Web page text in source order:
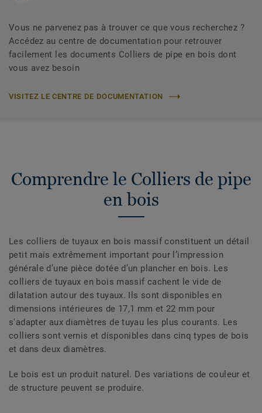
Vous ne parvenez pas à trouver ce que vous recherchez ?
Accédez au centre de documentation pour retrouver
facilement les documents Colliers de pipe en bois dont
vous avez besoin
VISITEZ LE CENTRE DE DOCUMENTATION
Comprendre le Colliers de pipe
en bois
Les colliers de tuyaux en bois massif constituent un détail
petit mais extrêmement important pour l’impression
générale d’une pièce dotée d’un plancher en bois. Les
colliers de tuyaux en bois massif cachent le vide de
dilatation autour des tuyaux. Ils sont disponibles en
dimensions intérieures de 17,1 mm et 22 mm pour
s'adapter aux diamètres de tuyau les plus courants. Les
colliers sont vernis et disponibles dans cinq types de bois
et dans deux diamètres.
Le bois est un produit naturel. Des variations de couleur et
de structure peuvent se produire.